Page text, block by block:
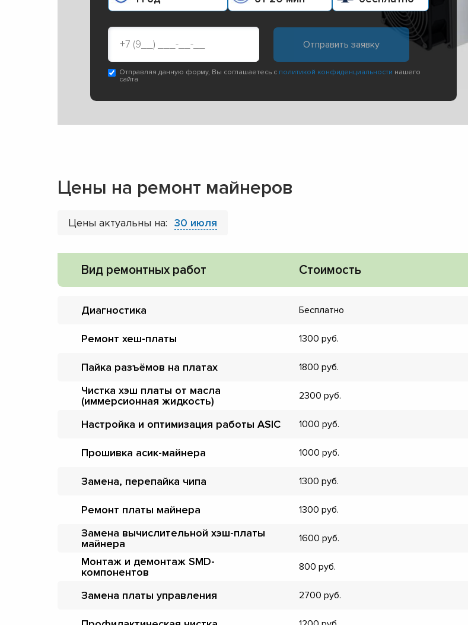
Отправляя данную форму, Вы соглашаетесь с политикой конфиденциальности нашего
сайта
Цены на ремонт майнеров
Цены актуальны на: 30 июля
Вид ремонтных работ Стоимость
Диагностика Бесплатно
Ремонт хеш-платы 1300
Пайка разъёмов на платах 1800
Чистка хэш платы от масла
(иммерсионная жидкость)
2300
Настройка и оптимизация работы ASIC 1000
Прошивка асик-майнера 1000
Замена, перепайка чипа 1300
Ремонт платы майнера 1300
Замена вычислительной хэш-платы
майнера
1600
Монтаж и демонтаж SMD-
компонентов
800
Замена платы управления 2700